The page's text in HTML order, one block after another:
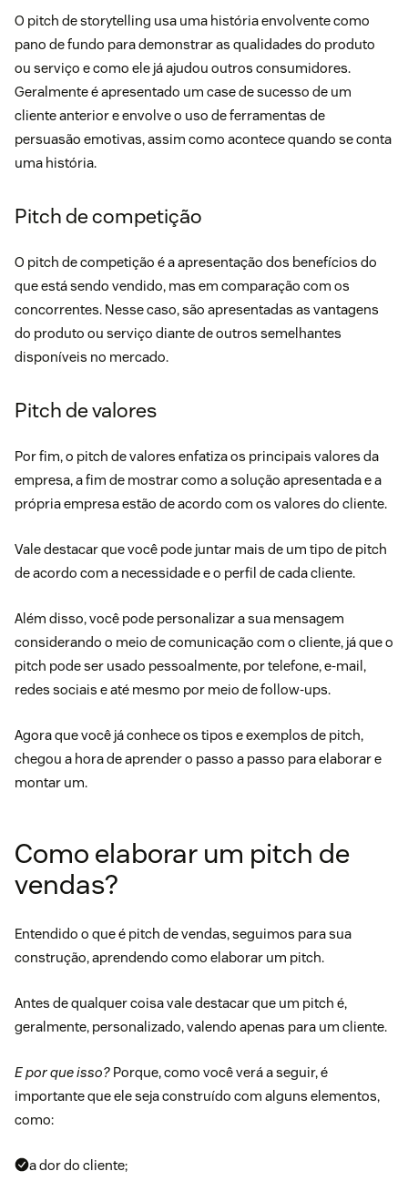
O pitch de storytelling usa uma história envolvente como
pano de fundo para demonstrar as qualidades do produto
ou serviço e como ele já ajudou outros consumidores.
Geralmente é apresentado um case de sucesso de um
cliente anterior e envolve o uso de ferramentas de
persuasão emotivas, assim como acontece quando se conta
uma história.
Pitch de competição
O pitch de competição é a apresentação dos benefícios do
que está sendo vendido, mas em comparação com os
concorrentes. Nesse caso, são apresentadas as vantagens
do produto ou serviço diante de outros semelhantes
disponíveis no mercado.
Pitch de valores
Por fim, o pitch de valores enfatiza os principais valores da
empresa, a fim de mostrar como a solução apresentada e a
própria empresa estão de acordo com os valores do cliente.
Vale destacar que você pode juntar mais de um tipo de pitch
de acordo com a necessidade e o perfil de cada cliente.
Além disso, você pode personalizar a sua mensagem
considerando o meio de comunicação com o cliente, já que o
pitch pode ser usado pessoalmente, por telefone, e-mail,
redes sociais e até mesmo por meio de follow-ups.
Agora que você já conhece os tipos e exemplos de pitch,
chegou a hora de aprender o passo a passo para elaborar e
montar um.
Como elaborar um pitch de
vendas?
Entendido o que é pitch de vendas, seguimos para sua
construção, aprendendo como elaborar um pitch.
Antes de qualquer coisa vale destacar que um pitch é,
geralmente, personalizado, valendo apenas para um cliente.
E por que isso? Porque, como você verá a seguir, é
importante que ele seja construído com alguns elementos,
como:
a dor do cliente;